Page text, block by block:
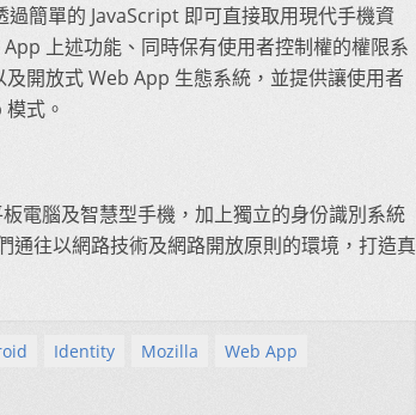
簡單的 JavaScript 即可直接取用現代手機資
上述功能、同時保有使用者控制權的權限系
開放式 Web App 生態系統，並提供讓使用者
式。
電腦及智慧型手機，加上獨立的身份識別系統
通往以網路技術及網路開放原則的環境，打造真
Identity Mozilla
Web App